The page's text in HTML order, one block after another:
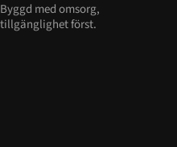
Byggd med omsorg,
tillgänglighet först.